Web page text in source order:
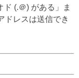
ド (.＠) がある」ま
ドレスは送信でき